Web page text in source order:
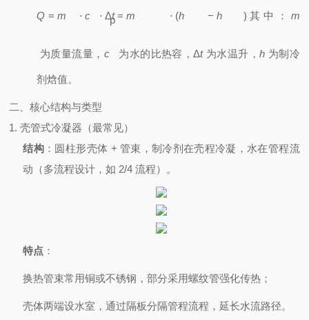
Q = m ⋅ c ⋅ Δt = m ⋅ (h − h ) 其中： m
为质量流量， c
p
为水的比热容，Δt为水温升，h 为制冷
剂焓值。
二、核心结构与类型
1. 壳管式冷凝器（最常见）
结构 ：圆柱形壳体 + 管束，制冷剂在壳程冷凝，水在管程流
动（多流程设计，如 2/4 流程）。
特点 ：
换热管束常用铜或不锈钢，部分采用螺纹管强化传热；
壳体两端设水室，通过隔板分隔管程流程，延长水流路径。